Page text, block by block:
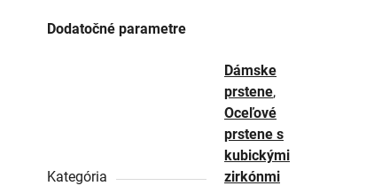
Dodatočné parametre
Kategória
Dámske
prstene,
Oceľové
prstene s
kubickými
zirkónmi